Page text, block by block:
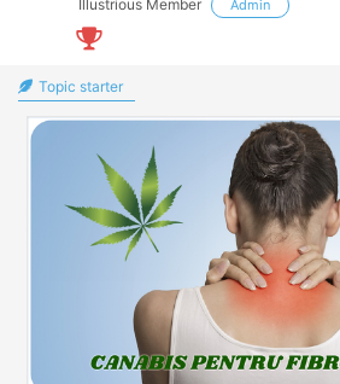
Illustrious Member Admin
Topic starter